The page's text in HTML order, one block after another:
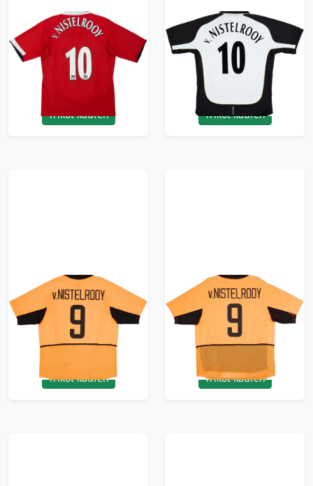
2004-06 Manchester
United Home Shirt
v.Nistelrooy #10 - 6/10
- (M)
209.99£ · ca. €248
Trikot kaufen
2001-02 Manchester
United Centenary
Away/Third Shirt
V.Nistelrooy #10
209.99£ · ca. €248
Trikot kaufen
2002-04 Netherlands
Home Shirt
V.Nistelrooy #9 - 8/10
- (XL)
209.99£ · ca. €248
Trikot kaufen
2002-04 Netherlands
Player Issue Home
Shirt V.Nistelrooy #9 -
8/10 - (XL)
209.99£ · ca. €248
Trikot kaufen